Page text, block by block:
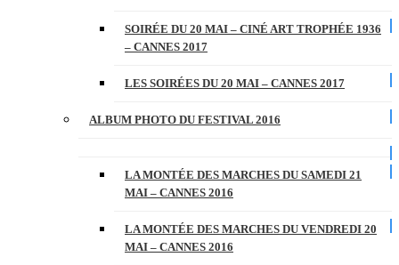
SOIRÉE DU 20 MAI – CINÉ ART TROPHÉE 1936
– CANNES 2017
LES SOIRÉES DU 20 MAI – CANNES 2017
ALBUM PHOTO DU FESTIVAL 2016
LA MONTÉE DES MARCHES DU SAMEDI 21
MAI – CANNES 2016
LA MONTÉE DES MARCHES DU VENDREDI 20
MAI – CANNES 2016